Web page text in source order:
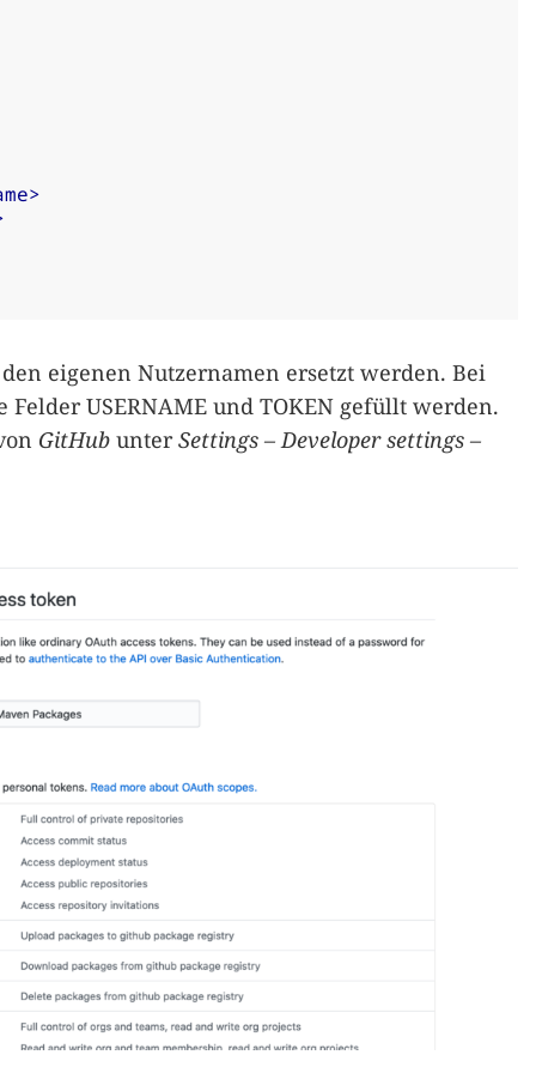
eigenen Nutzernamen ersetzt werden. Bei
USERNAME und TOKEN gefüllt werden.
GitHub unterSettings – Developer settings –